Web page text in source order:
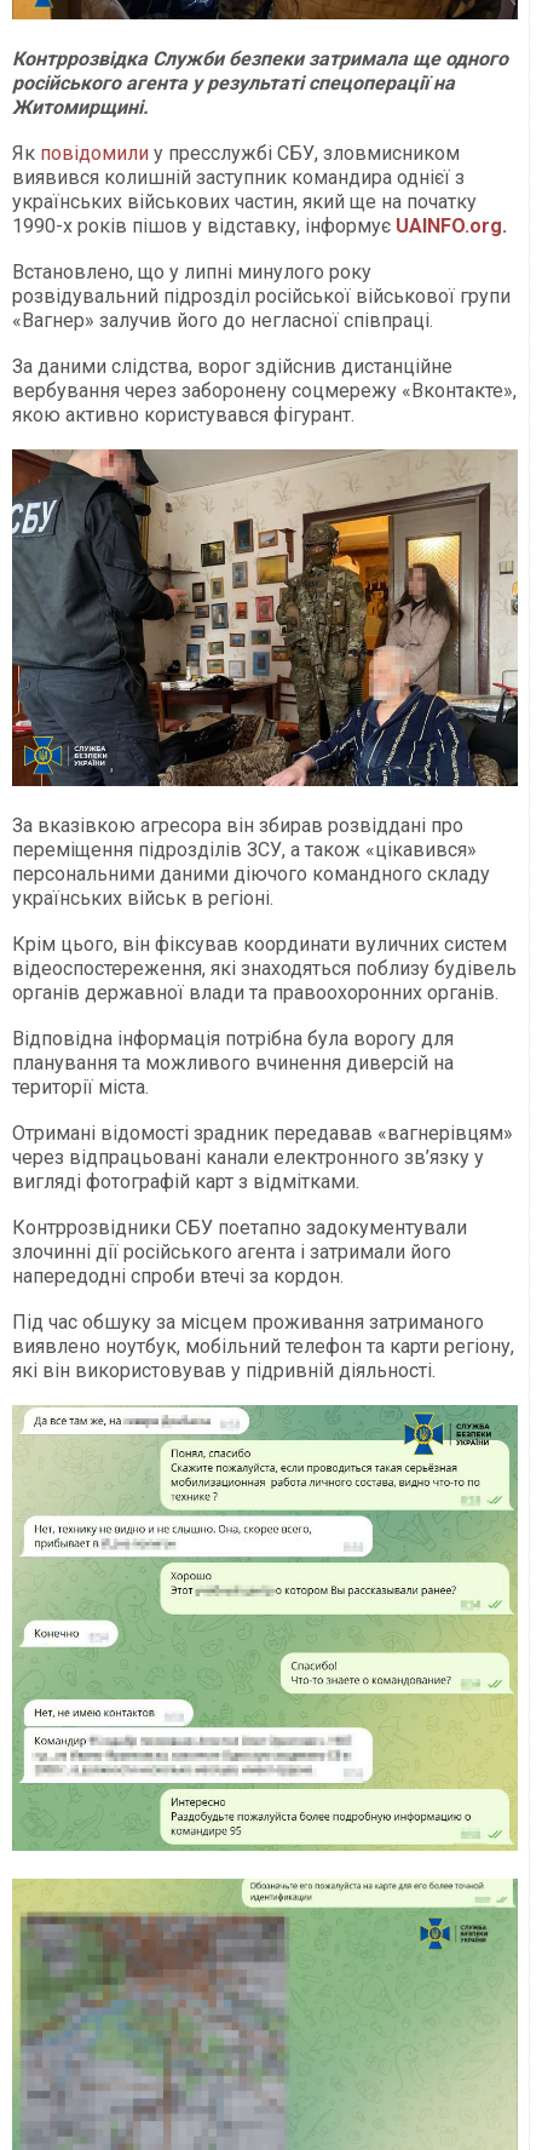
Контррозвідка Служби безпеки затримала ще одного
російського агента у результаті спецоперації на
Житомирщині.
Як повідомили у пресслужбі СБУ, зловмисником
виявився колишній заступник командира однієї з
українських військових частин, який ще на початку
1990-х років пішов у відставку, інформує UAINFO.org.
Встановлено, що у липні минулого року
розвідувальний підрозділ російської військової групи
«Вагнер» залучив його до негласної співпраці.
За даними слідства, ворог здійснив дистанційне
вербування через заборонену соцмережу «Вконтакте»,
якою активно користувався фігурант.
За вказівкою агресора він збирав розвіддані про
переміщення підрозділів ЗСУ, а також «цікавився»
персональними даними діючого командного складу
українських військ в регіоні.
Крім цього, він фіксував координати вуличних систем
відеоспостереження, які знаходяться поблизу будівель
органів державної влади та правоохоронних органів.
Відповідна інформація потрібна була ворогу для
планування та можливого вчинення диверсій на
території міста.
Отримані відомості зрадник передавав «вагнерівцям»
через відпрацьовані канали електронного зв’язку у
вигляді фотографій карт з відмітками.
Контррозвідники СБУ поетапно задокументували
злочинні дії російського агента і затримали його
напередодні спроби втечі за кордон.
Під час обшуку за місцем проживання затриманого
виявлено ноутбук, мобільний телефон та карти регіону,
які він використовував у підривній діяльності.